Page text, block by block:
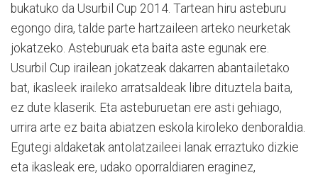
bukatuko da Usurbil Cup 2014. Tartean hiru asteburu
egongo dira, talde parte hartzaileen arteko neurketak
jokatzeko. Asteburuak eta baita aste egunak ere.
Usurbil Cup irailean jokatzeak dakarren abantailetako
bat, ikasleek iraileko arratsaldeak libre dituztela baita,
ez dute klaserik. Eta asteburuetan ere asti gehiago,
urrira arte ez baita abiatzen eskola kiroleko denboraldia.
Egutegi aldaketak antolatzaileei lanak erraztuko dizkie
eta ikasleak ere, udako oporraldiaren eraginez,